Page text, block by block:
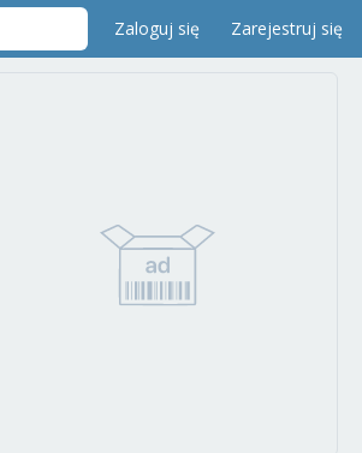
Zaloguj się Zarejestruj się